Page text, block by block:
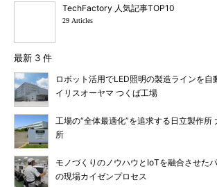
TechFactory 人気記事TOP10
29 Articles
最新 3 件
ロボット活用でLED照明の製造ラインを自
イリスオーヤマ つくば工場
工場の“全体最適化”を追求する日立製作所
所
モノづくりのノウハウとIoTを融合させた
の現場カイゼンプロセス